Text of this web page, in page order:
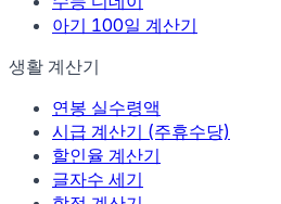
아기 100일 계산기
생활 계산기
연봉 실수령액
시급 계산기 (주휴수당)
할인율 계산기
글자수 세기